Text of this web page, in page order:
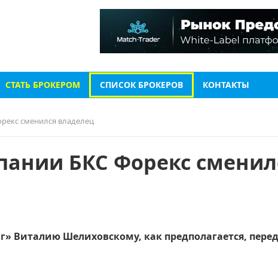
СТАТЬ БРОКЕРОМ СПИСОК БРОКЕРОВ КОНТАКТЫ
сменился владелец
БКС Форекс
Виталию Шелиховскому, как предполагается, перед